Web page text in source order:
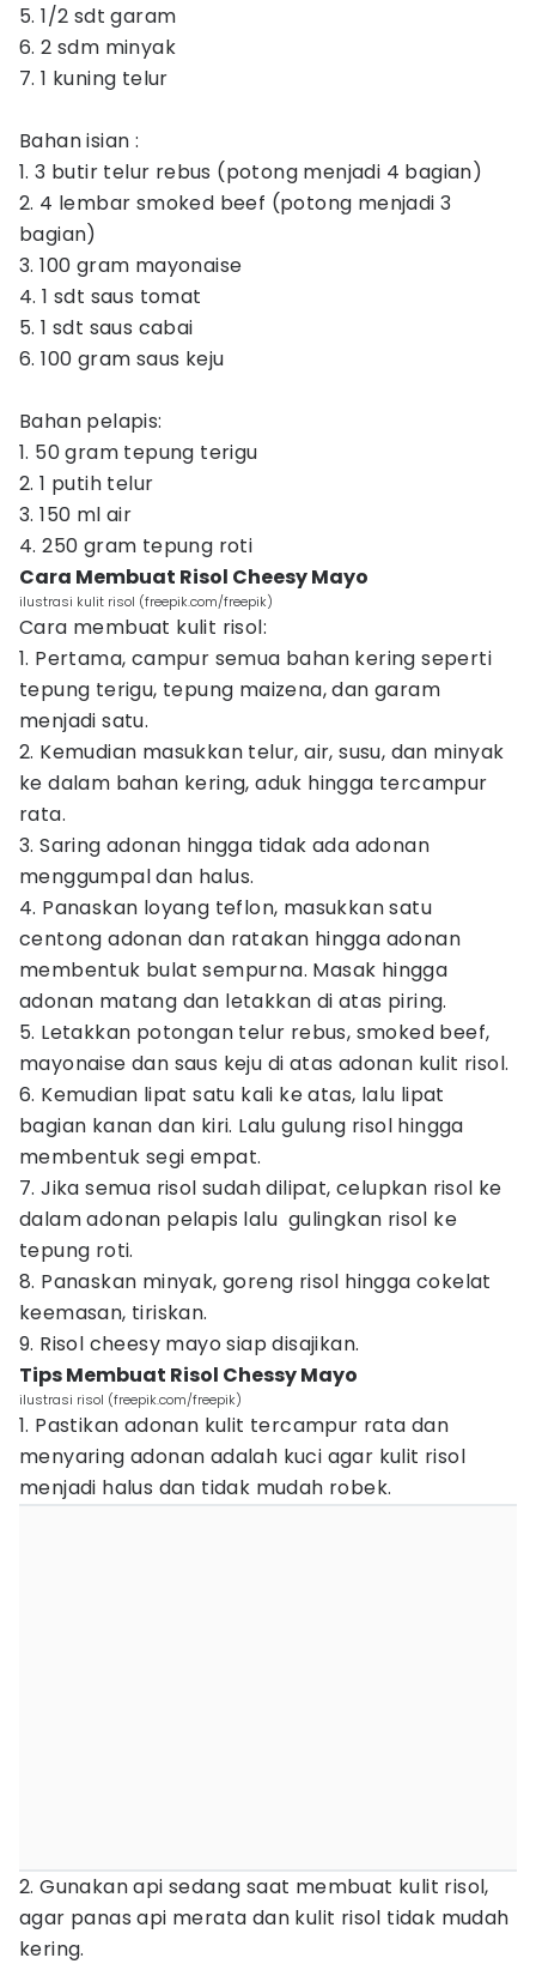
5. 1/2 sdt garam
6. 2 sdm minyak
7. 1 kuning telur
Bahan isian :
1. 3 butir telur rebus (potong menjadi 4 bagian)
2. 4 lembar smoked beef (potong menjadi 3
bagian)
3. 100 gram mayonaise
4. 1 sdt saus tomat
5. 1 sdt saus cabai
6. 100 gram saus keju
Bahan pelapis:
1. 50 gram tepung terigu
2. 1 putih telur
3. 150 ml air
4. 250 gram tepung roti
Cara Membuat Risol Cheesy Mayo
ilustrasi kulit risol (freepik.com/freepik)
Cara membuat kulit risol:
1. Pertama, campur semua bahan kering seperti
tepung terigu, tepung maizena, dan garam
menjadi satu.
2. Kemudian masukkan telur, air, susu, dan minyak
ke dalam bahan kering, aduk hingga tercampur
rata.
3. Saring adonan hingga tidak ada adonan
menggumpal dan halus.
4. Panaskan loyang teflon, masukkan satu
centong adonan dan ratakan hingga adonan
membentuk bulat sempurna. Masak hingga
adonan matang dan letakkan di atas piring.
5. Letakkan potongan telur rebus, smoked beef,
mayonaise dan saus keju di atas adonan kulit risol.
6. Kemudian lipat satu kali ke atas, lalu lipat
bagian kanan dan kiri. Lalu gulung risol hingga
membentuk segi empat.
7. Jika semua risol sudah dilipat, celupkan risol ke
dalam adonan pelapis lalu gulingkan risol ke
tepung roti.
8. Panaskan minyak, goreng risol hingga cokelat
keemasan, tiriskan.
9. Risol cheesy mayo siap disajikan.
Tips Membuat Risol Chessy Mayo
ilustrasi risol (freepik.com/freepik)
1. Pastikan adonan kulit tercampur rata dan
menyaring adonan adalah kuci agar kulit risol
menjadi halus dan tidak mudah robek.
2. Gunakan api sedang saat membuat kulit risol,
agar panas api merata dan kulit risol tidak mudah
kering.